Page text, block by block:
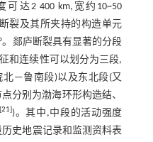
达2 400 km,宽约10~50
裂及其所夹持的构造单元
。郯庐断裂具有显著的分段
和连续性可以划分为三段,
北—鲁南段)以及东北段(又
分别为渤海环形构造结、
21 )。其中,中段的活动强度
史地震记录和监测资料表